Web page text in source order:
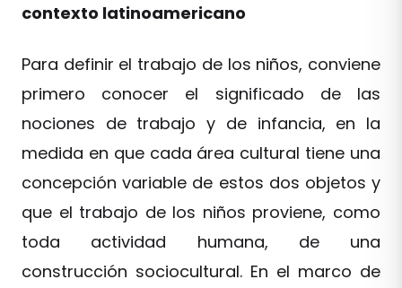
contexto latinoamericano
Para definir el trabajo de los niños, conviene
primero conocer el significado de las
nociones de trabajo y de infancia, en la
medida en que cada área cultural tiene una
concepción variable de estos dos objetos y
que el trabajo de los niños proviene, como
toda actividad humana, de una
construcción sociocultural. En el marco de